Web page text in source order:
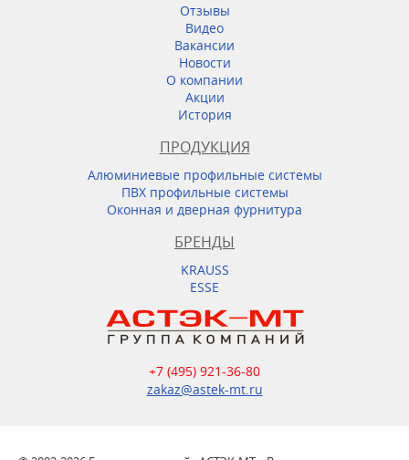
Отзывы
Видео
Вакансии
Новости
О компании
Акции
История
ПРОДУКЦИЯ
Алюминиевые профильные системы
ПВХ профильные системы
Оконная и дверная фурнитура
БРЕНДЫ
KRAUSS
ESSE
+7 (495) 921-36-80
zakaz@astek-mt.ru